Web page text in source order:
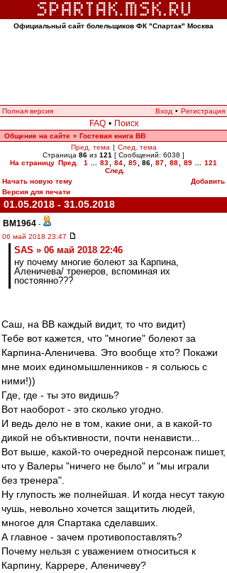
Официальный сайт болельщиков ФК "Спартак" Москва
Полная версия Вход • Регистрация
FAQ • Поиск
Общение на сайте » Гостевая книга ВВ
Пред. тема | След. тема
Страница 86 из 121 [ Сообщений: 6038 ]
На страницу Пред. 1 83 84 85 86 87 88 89
121
След.
Начать новую тему
Добавить
Версия для печати
01.05.2018 - 31.05.2018
BM1964 -
06 май 2018 23:47
SAS » 06 май 2018 22:46
ну почему многие болеют за Карпина,
Аленичева/ тренеров, вспоминая их
постоянно???
Саш, на ВВ каждый видит, то что видит)
Тебе вот кажется, что "многие" болеют за
Карпина-Аленичева. Это вообще хто? Покажи
мне моих единомышленников - я сольюсь с
ними!))
Где, где - ты это видишь?
Вот наоборот - это сколько угодно.
И ведь дело не в том, какие они, а в какой-то
дикой не объктивности, почти ненависти...
Вот выше, какой-то очередной персонаж пишет,
что у Валеры "ничего не было" и "мы играли
без тренера".
Ну глупость же полнейшая. И когда несут такую
чушь, невольно хочется защитить людей,
многое для Спартака сделавших.
А главное - зачем противопоставлять?
Почему нельзя с уважением относиться к
Карпину, Каррере, Аленичеву?